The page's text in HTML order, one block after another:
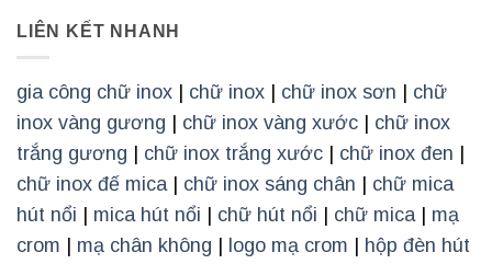
LIÊN KẾT NHANH
gia công chữ inox chữ inox chữ inox sơn
chữ
inox vàng gương
chữ inox vàng xước
chữ inox
trắng gương
chữ inox trắng xước chữ inox đen
chữ inox đế mica| chữ inox sáng chân
chữ mica
hút nổi
mica hút nổi chữ hút nổi chữ mica| mạ
crom
mạ chân không logo mạ crom
hộp đèn hút